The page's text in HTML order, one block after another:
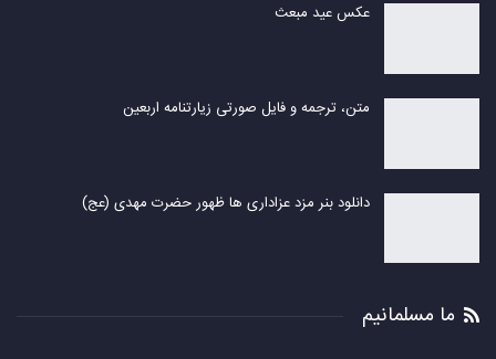
عکس عید مبعث
متن، ترجمه و فایل صورتی زیارتنامه اربعین
دانلود بنر مزد عزاداری ها ظهور حضرت مهدی (عج)
ما مسلمانیم